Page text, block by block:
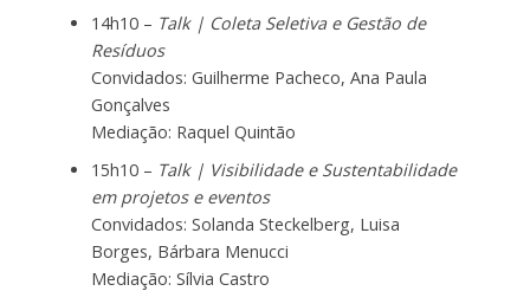
14h10 – Talk | Coleta Seletiva e Gestão de
Resíduos
Convidados: Guilherme Pacheco, Ana Paula
Gonçalves
Mediação: Raquel Quintão
15h10 – Talk | Visibilidade e Sustentabilidade
em projetos e eventos
Convidados: Solanda Steckelberg, Luisa
Borges, Bárbara Menucci
Mediação: Sílvia Castro